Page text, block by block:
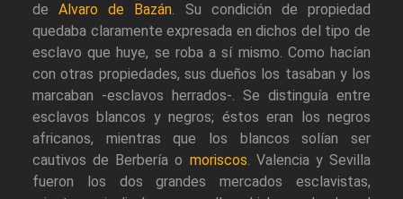
deAlvaro de Bazán. Su condición de propiedad
quedaba claramente expresada en dichos del tipo de
esclavo que huye, se roba a sí mismo. Como hacían
con otras propiedades, sus dueños los tasaban y los
marcaban -esclavos herrados-. Se distinguía entre
esclavos blancos y negros; éstos eran los negros
africanos, mientras que los blancos solían ser
cautivos de Berbería o moriscos. Valencia y Sevilla
fueron los dos grandes mercados esclavistas,